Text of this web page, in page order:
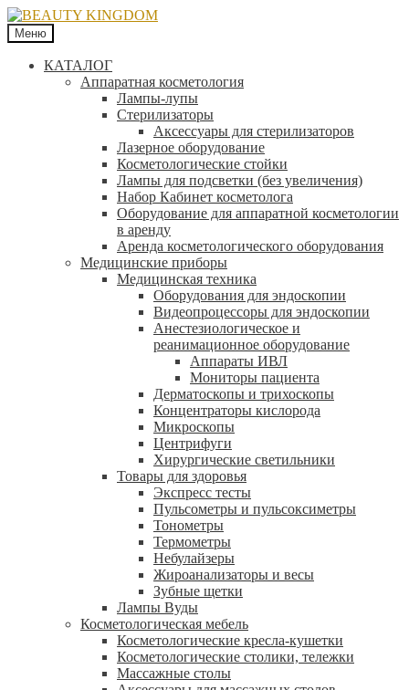
Меню
КАТАЛОГ
Аппаратная косметология
Лампы-лупы
Стерилизаторы
Аксессуары для стерилизаторов
Лазерное оборудование
Косметологические стойки
Лампы для подсветки (без увеличения)
Набор Кабинет косметолога
Оборудование для аппаратной косметологии
в аренду
Аренда косметологического оборудования
Медицинские приборы
Медицинская техника
Оборудования для эндоскопии
Видеопроцессоры для эндоскопии
Анестезиологическое и
реанимационное оборудование
Аппараты ИВЛ
Мониторы пациента
Дерматоскопы и трихоскопы
Концентраторы кислорода
Микроскопы
Центрифуги
Xирургические светильники
Товары для здоровья
Экспресс тесты
Пульсометры и пульсоксиметры
Тонометры
Термометры
Небулайзеры
Жироанализаторы и весы
Зубные щетки
Лампы Вуды
Косметологическая мебель
Косметологические кресла-кушетки
Косметологические столики, тележки
Массажные столы